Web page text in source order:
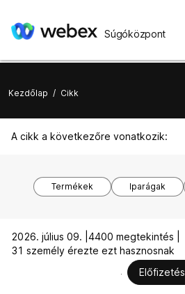
Súgóközpont
Kezdőlap / Cikk
A cikk a következőre vonatkozik:
Termékek Iparágak
2026. július 09. | 4400 megtekintés |
31 személy érezte ezt hasznosnak
Előfizetés